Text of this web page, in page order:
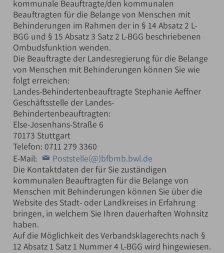
kommunale Beauftragte/den kommunalen
Beauftragten für die Belange von Menschen mit
Behinderungen im Rahmen der in § 14 Absatz 2 L-
BGG und § 15 Absatz 3 Satz 2 L-BGG beschriebenen
Ombudsfunktion wenden.
Die Beauftragte der Landesregierung für die Belange
von Menschen mit Behinderungen können Sie wie
folgt erreichen:
Landes-Behindertenbeauftragte Stephanie Aeffner
Geschäftsstelle der Landes-
Behindertenbeauftragten:
Else-Josenhans-Straße 6
70173 Stuttgart
Telefon: 0711 279 3360
E-Mail:
Poststelle(@)bfbmb.bwl.de
Die Kontaktdaten der für Sie zuständigen
kommunalen Beauftragten für die Belange von
Menschen mit Behinderungen können Sie über die
Website des Stadt- oder Landkreises in Erfahrung
bringen, in welchem Sie Ihren dauerhaften Wohnsitz
haben.
Auf die Möglichkeit des Verbandsklagerechts nach §
12 Absatz 1 Satz 1 Nummer 4 L-BGG wird hingewiesen.